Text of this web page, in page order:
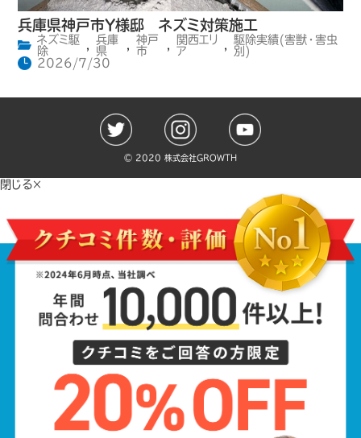
兵庫県神戸市Y様邸 ネズミ対策施工
ネズミ駆
除
,
兵庫
県
,
神戸
市
,
関西エリ
ア
,
駆除実績(害獣・害虫
別)
2026/7/30
©️ 2020 株式会社GROWTH
閉じる×